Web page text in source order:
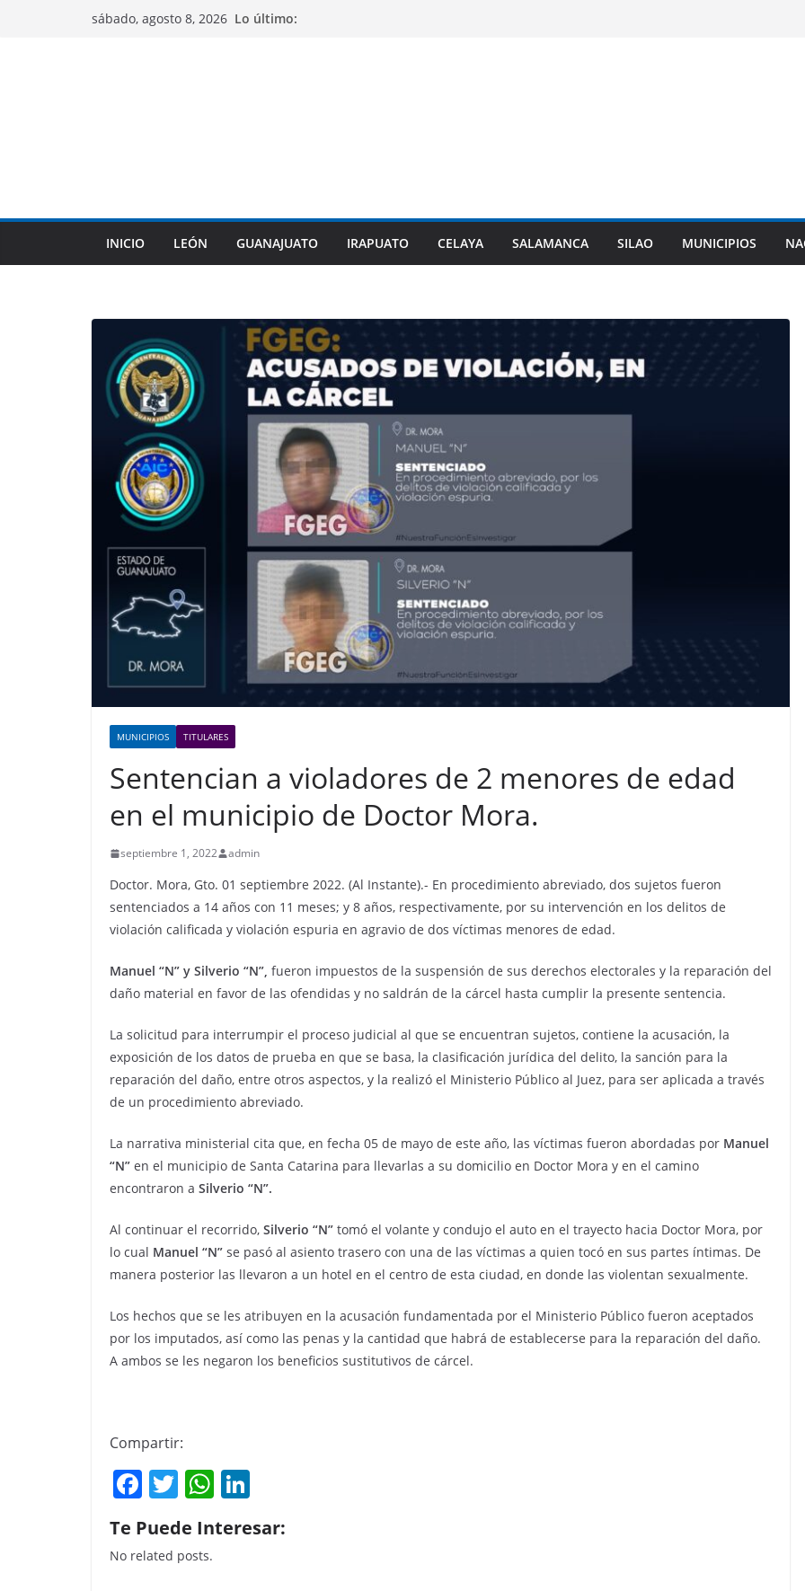
sábado, agosto 8, 2026 Lo último:
INICIO LEÓN GUANAJUATO IRAPUATO CELAYA SALAMANCA SILAO MUNICIPIOS
MUNICIPIOS TITULARES
Sentencian a violadores de 2 menores de edad
en el municipio de Doctor Mora.
septiembre 1, 2022 admin
Doctor. Mora, Gto. 01 septiembre 2022. (Al Instante).- En procedimiento abreviado, dos sujetos fueron
sentenciados a 14 años con 11 meses; y 8 años, respectivamente, por su intervención en los delitos de
violación calificada y violación espuria en agravio de dos víctimas menores de edad.
Manuel “N” y Silverio “N”, fueron impuestos de la suspensión de sus derechos electorales y la reparación del
daño material en favor de las ofendidas y no saldrán de la cárcel hasta cumplir la presente sentencia.
La solicitud para interrumpir el proceso judicial al que se encuentran sujetos, contiene la acusación, la
exposición de los datos de prueba en que se basa, la clasificación jurídica del delito, la sanción para la
reparación del daño, entre otros aspectos, y la realizó el Ministerio Público al Juez, para ser aplicada a través
de un procedimiento abreviado.
La narrativa ministerial cita que, en fecha 05 de mayo de este año, las víctimas fueron abordadas por Manuel
“N” en el municipio de Santa Catarina para llevarlas a su domicilio en Doctor Mora y en el camino
encontraron a Silverio “N”.
Al continuar el recorrido, Silverio “N” tomó el volante y condujo el auto en el trayecto hacia Doctor Mora, por
lo cual Manuel “N” se pasó al asiento trasero con una de las víctimas a quien tocó en sus partes íntimas. De
manera posterior las llevaron a un hotel en el centro de esta ciudad, en donde las violentan sexualmente.
Los hechos que se les atribuyen en la acusación fundamentada por el Ministerio Público fueron aceptados
por los imputados, así como las penas y la cantidad que habrá de establecerse para la reparación del daño.
A ambos se les negaron los beneficios sustitutivos de cárcel.
Compartir:
F
a
c
e
T
w
itt
er
W
h
at k
Te Puede Interesar:
No related posts.